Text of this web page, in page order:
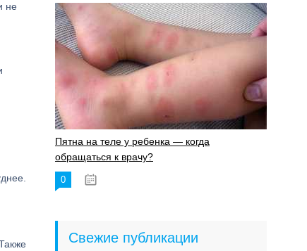
не
Пятна на теле у ребенка — когда
обращаться к врачу?
0
Свежие публикации